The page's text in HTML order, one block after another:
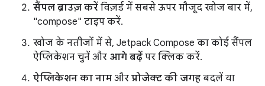
सैंपल ब्राउज़ करें विज़र्ड में सबसे ऊपर मौजूद खोज बार में,
"compose" टाइप करें.
खोज के नतीजों में से, Jetpack Compose का कोई सैंपल
ऐप्लिकेशन चुनें और आगे बढ़ें पर क्लिक करें.
ऐप्लिकेशन का नाम और प्रोजेक्ट की जगह बदलें या